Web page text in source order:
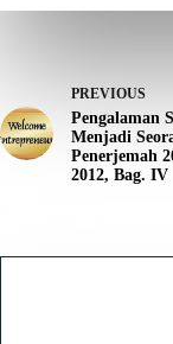
PREVIOUS
Pengalaman
Menjadi
Penerjemah
2012, Bag. IV